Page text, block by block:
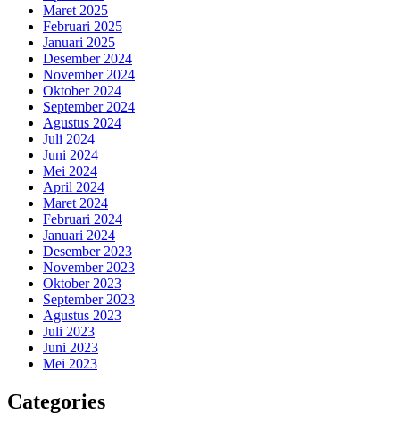
Maret 2025
Februari 2025
Januari 2025
Desember 2024
November 2024
Oktober 2024
September 2024
Agustus 2024
Juli 2024
Juni 2024
Mei 2024
April 2024
Maret 2024
Februari 2024
Januari 2024
Desember 2023
November 2023
Oktober 2023
September 2023
Agustus 2023
Juli 2023
Juni 2023
Mei 2023
Categories